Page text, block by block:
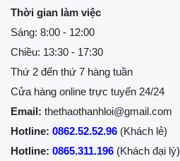
Thời gian làm việc
Sáng: 8:00 - 12:00
Chiều: 13:30 - 17:30
Thứ 2 đến thứ 7 hàng tuần
Cửa hàng online trực tuyến 24/24
Email: thethaothanhloi@gmail.com
Hotline: 0862.52.52.96 (Khách lẻ)
Hotline: 0865.311.196 (Khách đại lý)